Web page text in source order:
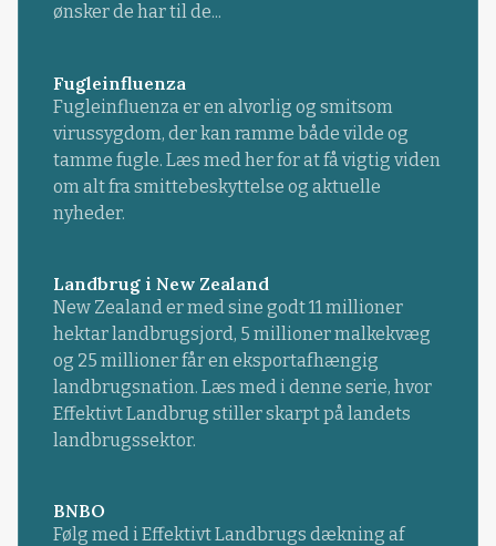
ønsker de har til de...
Fugleinfluenza
Fugleinfluenza er en alvorlig og smitsom
virussygdom, der kan ramme både vilde og
tamme fugle. Læs med her for at få vigtig viden
om alt fra smittebeskyttelse og aktuelle
nyheder.
Landbrug i New Zealand
New Zealand er med sine godt 11 millioner
hektar landbrugsjord, 5 millioner malkekvæg
og 25 millioner får en eksportafhængig
landbrugsnation. Læs med i denne serie, hvor
Effektivt Landbrug stiller skarpt på landets
landbrugssektor.
BNBO
Følg med i Effektivt Landbrugs dækning af